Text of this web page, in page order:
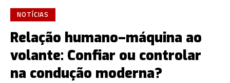
NOTÍCIAS
Relação humano–máquina ao
volante: Confiar ou controlar
na condução moderna?